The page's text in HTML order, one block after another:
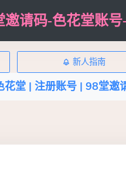
邀请码-色花堂账
新人指南
账号 | 98堂邀请码 | 色